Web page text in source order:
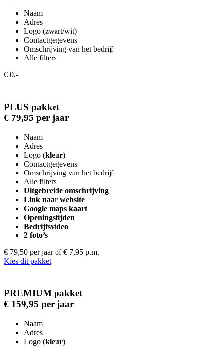
Naam
Adres
Logo (zwart/wit)
Contactgegevens
Omschrijving van het bedrijf
Alle filters
€ 0,-
PLUS pakket
€ 79,95 per jaar
Naam
Adres
Logo (kleur)
Contactgegevens
Omschrijving van het bedrijf
Alle filters
Uitgebreide omschrijving
Link naar website
Google maps kaart
Openingstijden
Bedrijfsvideo
2 foto’s
€ 79,50 per jaar of € 7,95 p.m.
Kies dit pakket
PREMIUM pakket
€ 159,95 per jaar
Naam
Adres
Logo (kleur)